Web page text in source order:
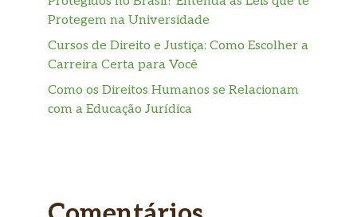
Protegem na Universidade
Cursos de Direito e Justiça: Como Escolher a
Carreira Certa para Você
Como os Direitos Humanos se Relacionam
com a Educação Jurídica